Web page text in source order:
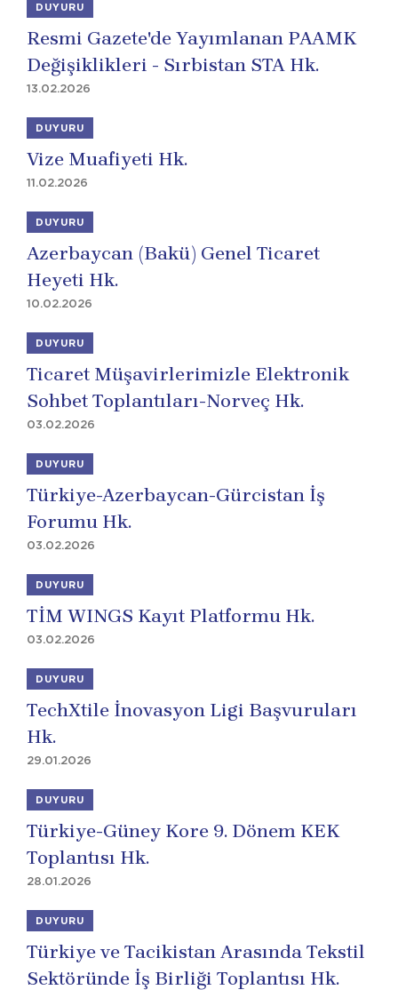
DUYURU
Resmi Gazete'de Yayımlanan PAAMK
Değişiklikleri - Sırbistan STA Hk.
13.02.2026
DUYURU
Vize Muafiyeti Hk.
11.02.2026
DUYURU
Azerbaycan (Bakü) Genel Ticaret
Heyeti Hk.
10.02.2026
DUYURU
Ticaret Müşavirlerimizle Elektronik
Sohbet Toplantıları-Norveç Hk.
03.02.2026
DUYURU
Türkiye-Azerbaycan-Gürcistan İş
Forumu Hk.
03.02.2026
DUYURU
TİM WINGS Kayıt Platformu Hk.
03.02.2026
DUYURU
TechXtile İnovasyon Ligi Başvuruları
Hk.
29.01.2026
DUYURU
Türkiye-Güney Kore 9. Dönem KEK
Toplantısı Hk.
28.01.2026
DUYURU
Türkiye ve Tacikistan Arasında Tekstil
Sektöründe İş Birliği Toplantısı Hk.